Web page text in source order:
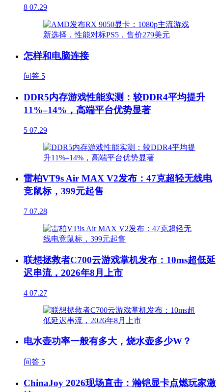
8 07.29
怎样和电脑连接
问答 5
DDR5内存游戏性能实测：较DDR4平均提升
11%–14%，高端平台优势显著
5 07.29
雷柏VT9s Air MAX V2发布：47克超轻无线电
竞鼠标，399元起售
7 07.28
联想拯救者C700云游戏掌机发布：10ms超低延
迟串流，2026年8月上市
4 07.27
电水壶功率一般有多大，烧水壶多少W？
问答 5
ChinaJoy 2026现场直击：瀚铠显卡点燃玩家激